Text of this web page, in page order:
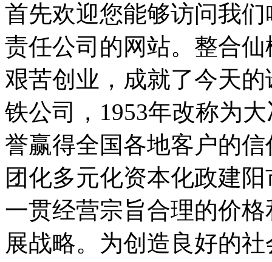
首先欢迎您能够访问我
责任公司的网站。整合
艰苦创业，成就了今天
铁公司，1953年改称为
誉赢得全国各地客户的
团化多元化资本化政建
一贯经营宗旨合理的价
展战略。为创造良好的